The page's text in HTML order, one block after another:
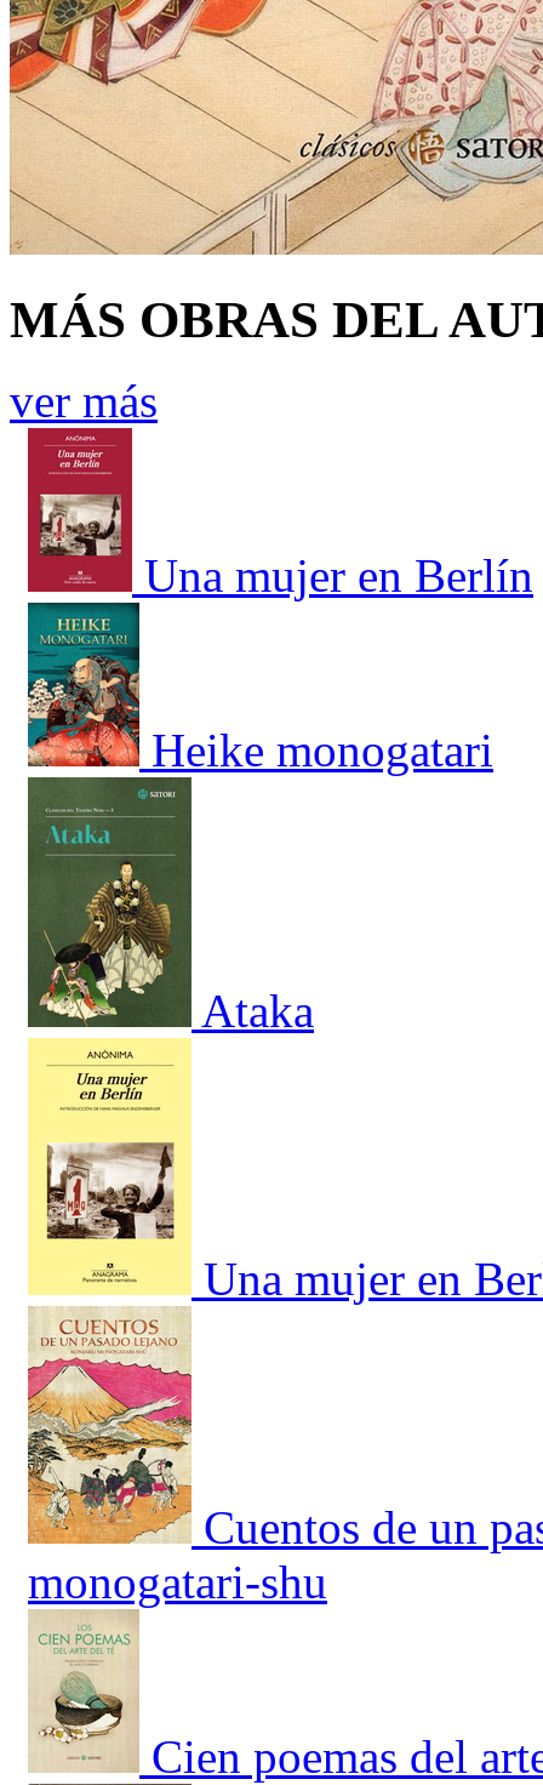
MÁS OBRAS DEL
ver más
Una mujer en Berlín
Heike monogatari
Ataka
Una mujer en
Cuentos de un
monogatari-shu
Cien poemas del